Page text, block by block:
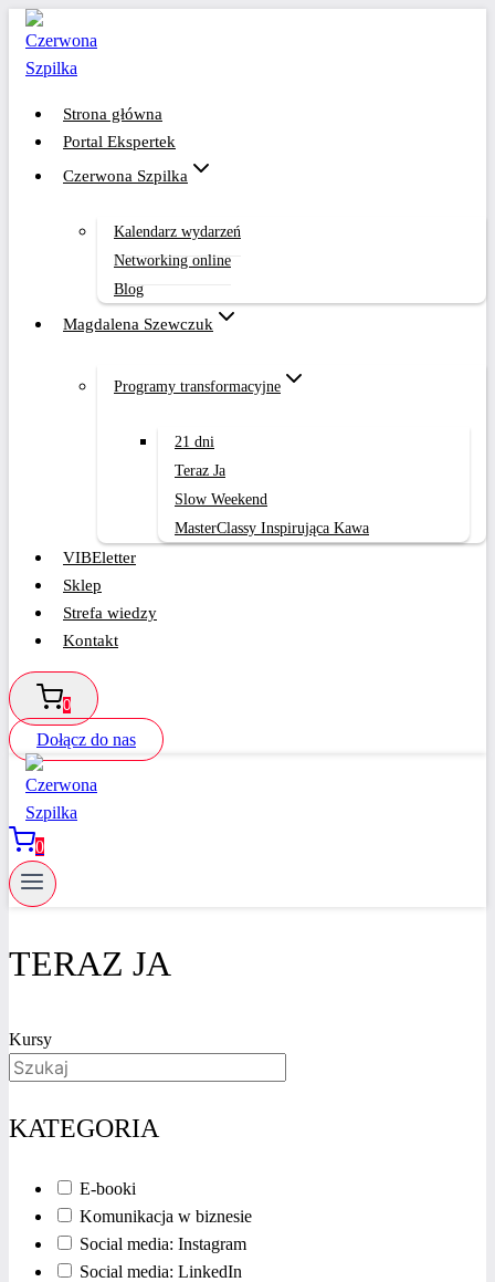
Przejdź
treści
Strona główna
Portal Ekspertek
Czerwona Szpilka
Kalendarz wydarzeń
Networking online
Blog
Magdalena Szewczuk
Programy transformacyjne
21 dni
Teraz Ja
Slow Weekend
MasterClassy Inspirująca Kawa
VIBEletter
Sklep
Strefa wiedzy
Kontakt
0
Dołącz do nas
0
TERAZ JA
Kursy
KATEGORIA
E-booki
Komunikacja w biznesie
Social media: Instagram
Social media: LinkedIn